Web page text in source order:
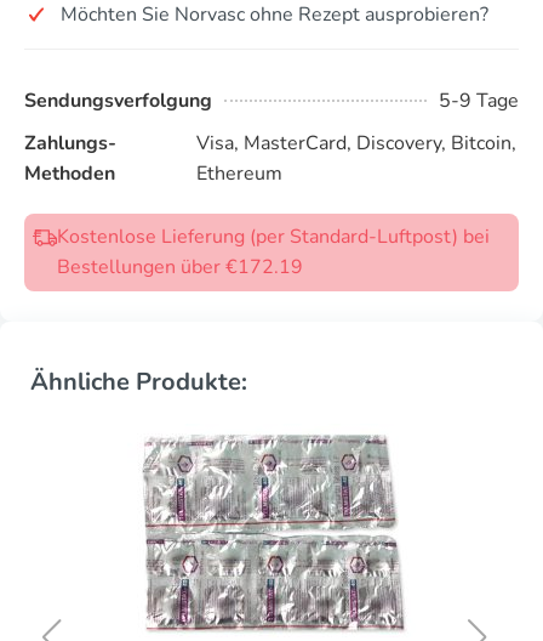
Möchten Sie Norvasc ohne Rezept ausprobieren?
Sendungsverfolgung
5-9 Tage
Zahlungs-
Methoden
Visa, MasterCard, Discovery, Bitcoin,
Ethereum
Kostenlose Lieferung (per Standard-Luftpost) bei
Bestellungen über €172.19
Ähnliche Produkte: